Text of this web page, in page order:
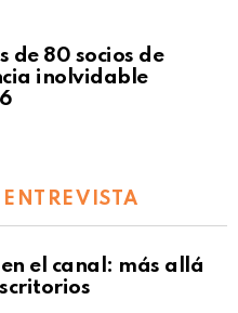
de 80 socios de
inolvidable
ENTREVISTA
el canal: más allá